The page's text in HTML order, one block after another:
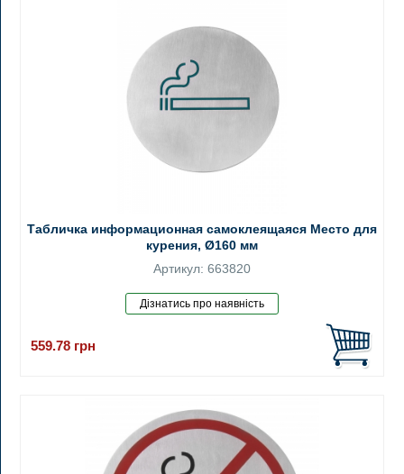
Табличка информационная самоклеящаяся Место для
курения, Ø160 мм
Артикул: 663820
559.78 грн